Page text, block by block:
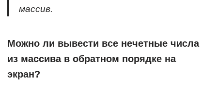
массив.
Можно ли вывести все нечетные числа
из массива в обратном порядке на
экран?